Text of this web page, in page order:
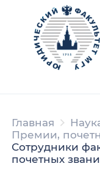
Главная
Премии,
Сотрудники
почетных